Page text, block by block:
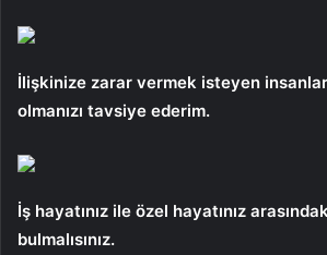
İlişkinize zarar vermek isteyen
olmanızı tavsiye ederim.
İş hayatınız ile özel hayatınız
bulmalısınız.